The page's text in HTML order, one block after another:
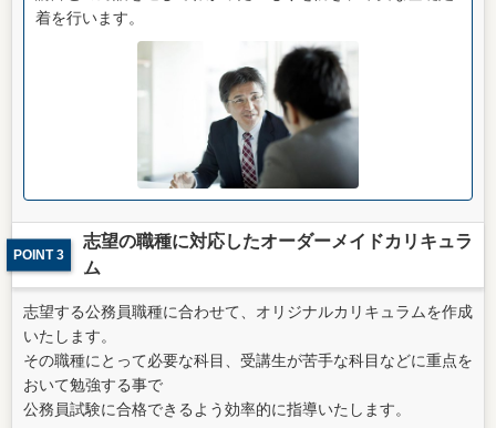
着を行います。
POINT 3
志望の職種に対応したオーダーメイドカリキュラ
ム
志望する公務員職種に合わせて、オリジナルカリキュラムを作成
いたします。
その職種にとって必要な科目、受講生が苦手な科目などに重点を
おいて勉強する事で
公務員試験に合格できるよう効率的に指導いたします。